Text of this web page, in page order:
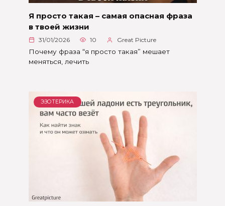
Я просто такая – самая опасная фраза
в твоей жизни
31/01/2026 10 Great Picture
Почему фраза “я просто такая” мешает
меняться, лечить
ЭЗОТЕРИКА